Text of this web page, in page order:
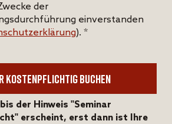
der
einverstanden
). *
der Hinweis "Seminar
erscheint, erst dann ist Ihre